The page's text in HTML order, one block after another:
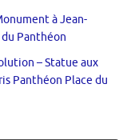
à Jean-
du Panthéon
– Statue aux
Panthéon Place du